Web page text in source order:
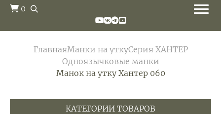
0
ГлавнаяМанки на уткуСерия ХАНТЕР
Одноязычковыe манки
Манок на утку Хантер 060
КАТЕГОРИИ ТОВАРОВ